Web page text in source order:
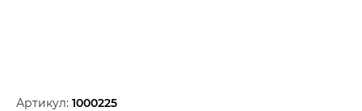
Артикул: 1000225